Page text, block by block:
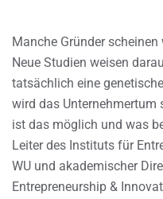
Manche Gründer
Neue Studien weisen
tatsächlich eine
wird das Unternehmertum
ist das möglich und was
Leiter des Instituts für
WU und akademischer
Entrepreneurship &